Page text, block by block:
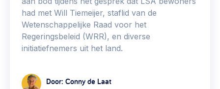
Community building en ABCD, welkomstcultuur >
Zorgzame gemeenschappen
Betrokken buurten, contact stimuleren, netwerken
Wijkaanpak
info@lsabewoners.nl
had met Will Tiemeijer, staflid van de
Wetenschappelijke Raad voor het
Regeringsbeleid (WRR), en diverse
initiatiefnemers uit het land.
Door: Conny de Laat